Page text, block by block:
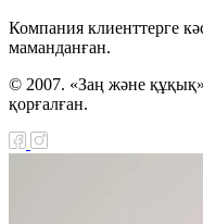
Компания клиенттерге
маманданған.
© 2007. «Заң және
қорғалған.